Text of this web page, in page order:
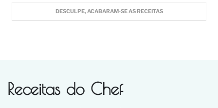
DESCULPE, ACABARAM-SE AS RECEITAS
Receitas do Chef